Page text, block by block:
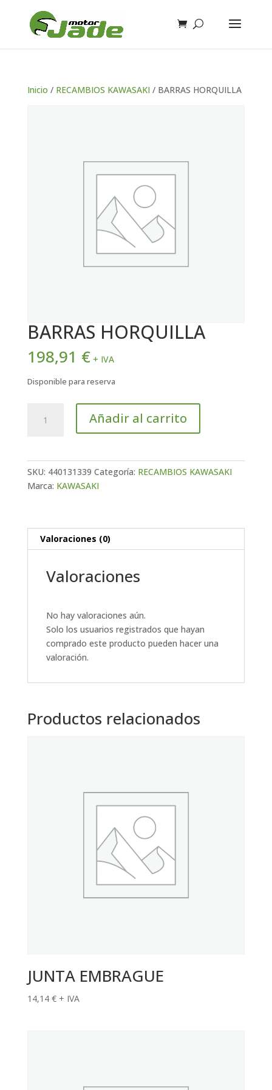
Inicio / RECAMBIOS KAWASAKI / BARRAS HORQUILLA
BARRAS HORQUILLA
198,91 € + IVA
Disponible para reserva
HORQUILLA
Añadir al carrito
SKU: 440131339 Categoría: RECAMBIOS KAWASAKI
Marca: KAWASAKI
Valoraciones (0)
Valoraciones
No hay valoraciones aún.
Solo los usuarios registrados que hayan
comprado este producto pueden hacer una
valoración.
Productos relacionados
JUNTA EMBRAGUE
14,14 € + IVA